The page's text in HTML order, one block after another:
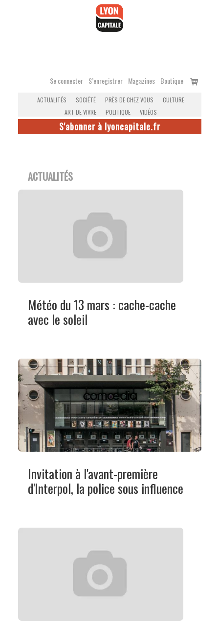
Se connecter S’enregistrer Magazines Boutique
Voir
ACTUALITÉS SOCIÉTÉ PRÈS DE CHEZ VOUS
CULTURE
ART DE VIVRE
POLITIQUE VIDÉOS
S'abonner à lyoncapitale.fr
ACTUALITÉS
Météo du 13 mars : cache-cache
avec le soleil
Invitation à l'avant-première
d'Interpol, la police sous influence